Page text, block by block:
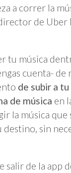
a correr la
de Uber
tu música
cuenta-
de subir a
de música en
la música que
destino, sin
salir de la app